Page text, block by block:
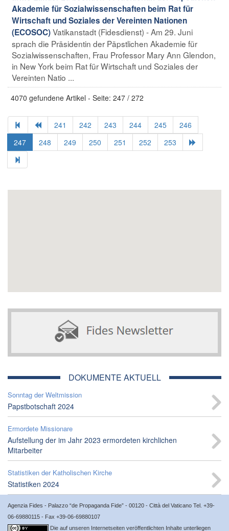
Akademie für Sozialwissenschaften beim Rat für
Wirtschaft und Soziales der Vereinten Nationen
(ECOSOC)Vatikanstadt (Fidesdienst) - Am 29. Juni
sprach die Präsidentin der Päpstlichen Akademie für
Sozialwissenschaften, Frau Professor Mary Ann Glendon,
in New York beim Rat für Wirtschaft und Soziales der
Vereinten Natio ...
4070 gefundene Artikel - Seite: 247 / 272
241 242 243 244 245
246
247
248 249 250 251 252 253
DOKUMENTE AKTUELL
Sonntag der Weltmission
Papstbotschaft 2024
Ermordete Missionare
Aufstellung der im Jahr 2023 ermordeten kirchlichen
Mitarbeiter
Statistiken der Katholischen Kirche
Statistiken 2024
Agenzia Fides - Palazzo “de Propaganda Fide” - 00120 - Città del Vaticano Tel. +39-
06-69880115 - Fax +39-06-69880107
Die auf unseren Internetseiten veröffentlichten Inhalte unterliegen